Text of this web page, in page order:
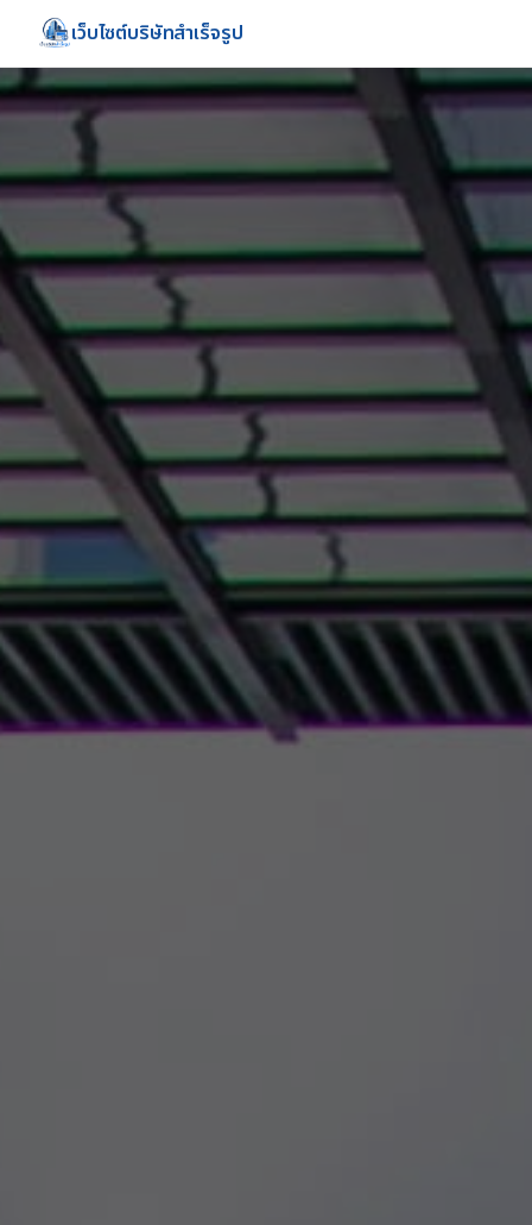
เว็บไซต์บริษัทสำเร็จรูป